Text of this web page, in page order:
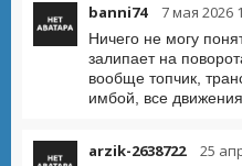
banni74 7 мая 2026
Ничего не могу
залипает на
вообще топчик,
имбой, все
arzik-2638722 25